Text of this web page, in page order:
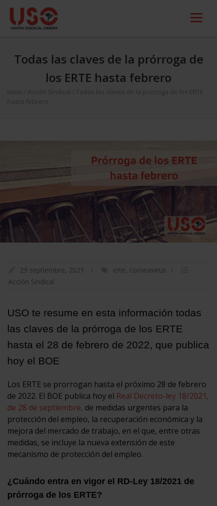
Todas las claves de la prórroga de
los ERTE hasta febrero
Inicio Acción Sindical
Todas las claves de la prórroga de los ERTE
hasta febrero
29 septiembre, 2021 erte, coronavirus
Acción Sindical
USO te resume en esta información todas
las claves de la prórroga de los ERTE
hasta el 28 de febrero de 2022, que publica
hoy el BOE
Los ERTE se prorrogan hasta el próximo 28 de febrero
de 2022. El BOE publica hoy el Real Decreto-ley 18/2021,
de 28 de septiembre, de medidas urgentes para la
protección del empleo, la recuperación económica y la
mejora del mercado de trabajo, en el que, entre otras
medidas, se incluye la nueva extensión de este
mecanismo de protección del empleo.
¿Cuándo entra en vigor el RD-Ley 18/2021 de
prórroga de los ERTE?